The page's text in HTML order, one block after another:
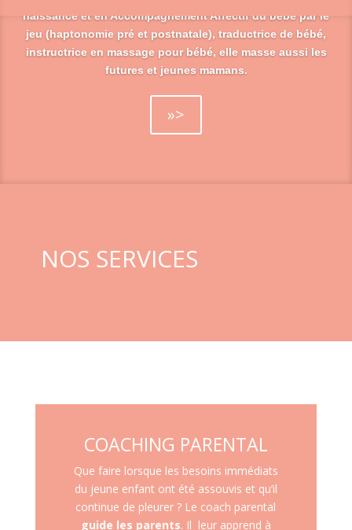
naissance et en Accompagnement Affectif du bébé par le
jeu (haptonomie pré et postnatale), traductrice de bébé,
instructrice en massage pour bébé, elle masse aussi les
futures et jeunes mamans.
»>
NOS SERVICES
COACHING PARENTAL
Que faire lorsque les besoins immédiats
du jeune enfant ont été assouvis et qu’il
continue de pleurer ? Le coach parental
guide les parents. Il leur apprend à